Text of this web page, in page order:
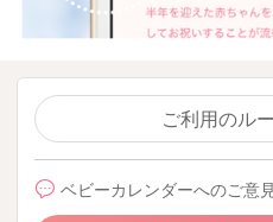
ご利用のル
ベビーカレンダーへのご意